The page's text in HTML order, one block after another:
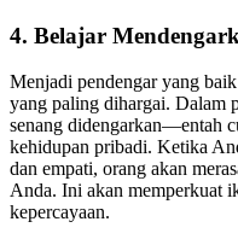
4. Belajar
Menjadi pendengar yang
yang paling dihargai. Dalam
senang didengarkan—entah
kehidupan pribadi. Ketika
dan empati, orang akan
Anda. Ini akan memperkuat
kepercayaan.